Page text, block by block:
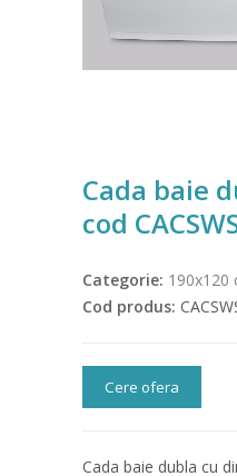
Cada baie
cod
Categorie: 190x120
Cod produs:
Cere ofera
Cada baie dubla cu